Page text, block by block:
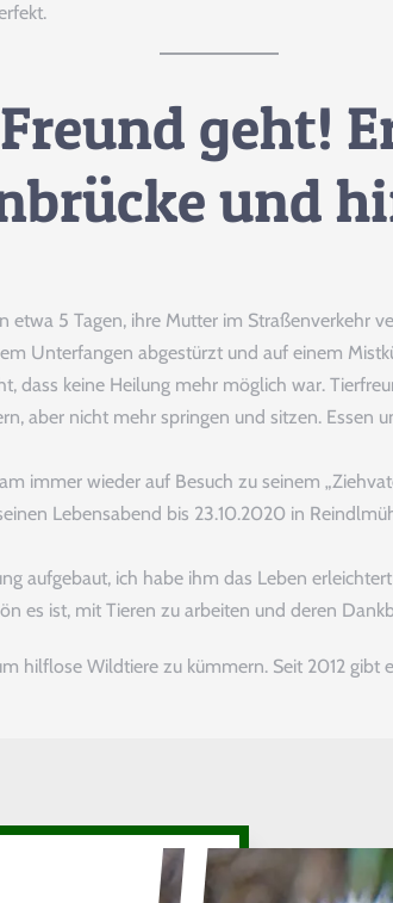
geht!
und
5 Tagen, ihre Mutter im Straßenverkehr
Unterfangen abgestürzt und auf einem
dass keine Heilung mehr möglich war.
aber nicht mehr springen und sitzen. Essen
immer wieder auf Besuch zu seinem
Lebensabend bis 23.10.2020 in
aufgebaut, ich habe ihm das Leben
es ist, mit Tieren zu arbeiten und deren
hilflose Wildtiere zu kümmern. Seit 2012
Helfen
Mit Ihrer
PAYPAL
Tierpatenschaft